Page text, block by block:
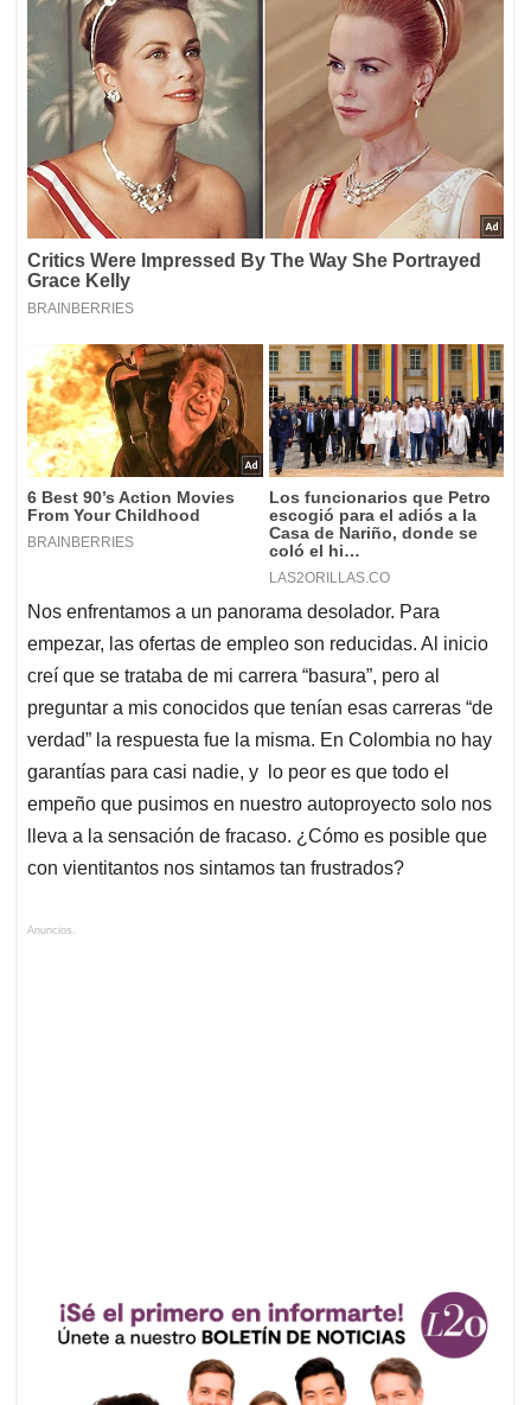
Nos enfrentamos a un panorama desolador. Para
empezar, las ofertas de empleo son reducidas. Al inicio
creí que se trataba de mi carrera “basura”, pero al
preguntar a mis conocidos que tenían esas carreras “de
verdad” la respuesta fue la misma. En Colombia no hay
garantías para casi nadie, y lo peor es que todo el
empeño que pusimos en nuestro autoproyecto solo nos
lleva a la sensación de fracaso. ¿Cómo es posible que
con vientitantos nos sintamos tan frustrados?
Anuncios.